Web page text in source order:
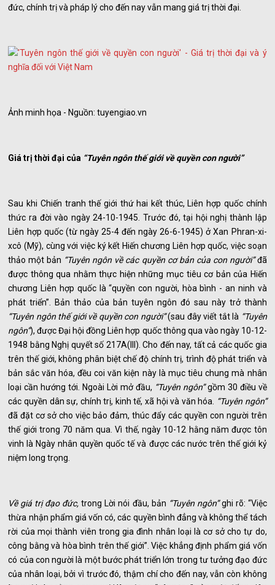
đức, chính trị và pháp lý cho đến nay vẫn mang giá trị thời đại.
Ảnh minh họa - Nguồn: tuyengiao.vn
Giá trị thời đại của “Tuyên ngôn thế giới về quyền con người”
Sau khi Chiến tranh thế giới thứ hai kết thúc, Liên hợp quốc chính
thức ra đời vào ngày 24-10-1945. Trước đó, tại hội nghị thành lập
Liên hợp quốc (từ ngày 25-4 đến ngày 26-6-1945) ở Xan Phran-xi-
xcô (Mỹ), cùng với việc ký kết Hiến chương Liên hợp quốc, việc soạn
thảo một bản “Tuyên ngôn về các quyền cơ bản của con người”đã
được thông qua nhằm thực hiện những mục tiêu cơ bản của Hiến
chương Liên hợp quốc là “quyền con người, hòa bình - an ninh và
phát triển”. Bản thảo của bản tuyên ngôn đó sau này trở thành
“Tuyên ngôn thế giới về quyền con người”(sau đây viết tắt là “Tuyên
ngôn”), được Đại hội đồng Liên hợp quốc thông qua vào ngày 10-12-
1948 bằng Nghị quyết số 217A(III). Cho đến nay, tất cả các quốc gia
trên thế giới, không phân biệt chế độ chính trị, trình độ phát triển và
bản sắc văn hóa, đều coi văn kiện này là mục tiêu chung mà nhân
loại cần hướng tới. Ngoài Lời mở đầu, “Tuyên ngôn”gồm 30 điều về
các quyền dân sự, chính trị, kinh tế, xã hội và văn hóa.
“Tuyên ngôn”
đã đặt cơ sở cho việc bảo đảm, thúc đẩy các quyền con người trên
thế giới trong 70 năm qua. Vì thế, ngày 10-12 hằng năm được tôn
vinh là Ngày nhân quyền quốc tế và được các nước trên thế giới kỷ
niệm long trọng.
Về giá trị đạo đức, trong Lời nói đầu, bản “Tuyên ngôn”ghi rõ: “Việc
thừa nhận phẩm giá vốn có, các quyền bình đẳng và không thể tách
rời của mọi thành viên trong gia đình nhân loại là cơ sở cho tự do,
công bằng và hòa bình trên thế giới”. Việc khẳng định phẩm giá vốn
có của con người là một bước phát triển lớn trong tư tưởng đạo đức
của nhân loại, bởi vì trước đó, thậm chí cho đến nay, vẫn còn không